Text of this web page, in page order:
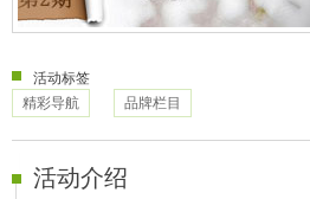
活动标签
精彩导航
品牌栏目
活动介绍